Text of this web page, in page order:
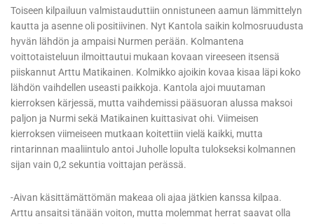
Toiseen kilpailuun valmistauduttiin onnistuneen aamun lämmittelyn
kautta ja asenne oli positiivinen. Nyt Kantola saikin kolmosruudusta
hyvän lähdön ja ampaisi Nurmen perään. Kolmantena
voittotaisteluun ilmoittautui mukaan kovaan vireeseen itsensä
piiskannut Arttu Matikainen. Kolmikko ajoikin kovaa kisaa läpi koko
lähdön vaihdellen useasti paikkoja. Kantola ajoi muutaman
kierroksen kärjessä, mutta vaihdemissi pääsuoran alussa maksoi
paljon ja Nurmi sekä Matikainen kuittasivat ohi. Viimeisen
kierroksen viimeiseen mutkaan koitettiin vielä kaikki, mutta
rintarinnan maaliintulo antoi Juholle lopulta tulokseksi kolmannen
sijan vain 0,2 sekuntia voittajan perässä.
-Aivan käsittämättömän makeaa oli ajaa jätkien kanssa kilpaa.
Arttu ansaitsi tänään voiton, mutta molemmat herrat saavat olla